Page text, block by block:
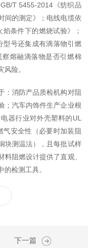
T 5455-2014《纺织品
间的测定》；电线电缆依
条件下的燃烧试验》；
型号还集成有滴落物引燃
熔融滴落物是否引燃棉
险。
消防产品质检机构对阻
；汽车内饰件生产企业根
器行业对外壳塑料的UL
气安全性（必要时加装阻
块测温法），且每批试样
阻燃设计提供了直观、
检测工具。
下一篇